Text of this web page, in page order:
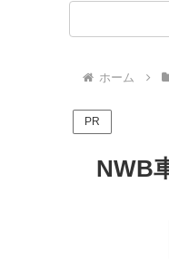
ホーム
PR
NWB